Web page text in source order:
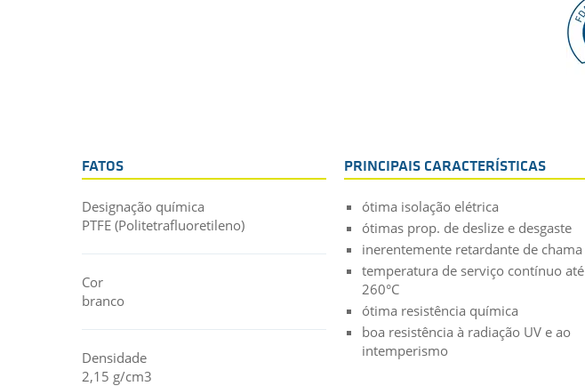
FATOS
Designação química
PTFE (Politetrafluoretileno)
Cor
branco
Densidade
2,15 g/cm3
PRINCIPAIS CARACTERÍSTICAS
ótima isolação elétrica
ótimas prop. de deslize e desgaste
inerentemente retardante de chama
temperatura de serviço contínuo até
260°C
ótima resistência química
boa resistência à radiação UV e ao
intemperismo